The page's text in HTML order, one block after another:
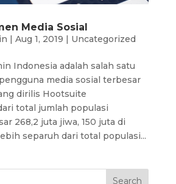
Media Sosial
| Aug 1, 2019 | Uncategorized
Indonesia adalah salah satu
media sosial terbesar
dirilis Hootsuite
total jumlah populasi
268,2 juta jiwa, 150 juta di
separuh dari total populasi...